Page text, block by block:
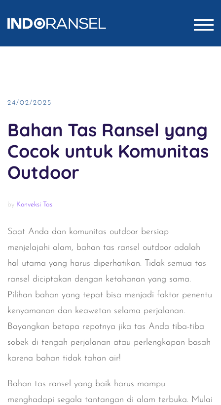
24/02/2025
Bahan Tas Ransel yang
Cocok untuk Komunitas
Outdoor
by Konveksi Tas
Saat Anda dan komunitas outdoor bersiap
menjelajahi alam, bahan tas ransel outdoor adalah
hal utama yang harus diperhatikan. Tidak semua tas
ransel diciptakan dengan ketahanan yang sama.
Pilihan bahan yang tepat bisa menjadi faktor penentu
kenyamanan dan keawetan selama perjalanan.
Bayangkan betapa repotnya jika tas Anda tiba-tiba
sobek di tengah perjalanan atau perlengkapan basah
karena bahan tidak tahan air!
Bahan tas ransel yang baik harus mampu
menghadapi segala tantangan di alam terbuka. Mulai